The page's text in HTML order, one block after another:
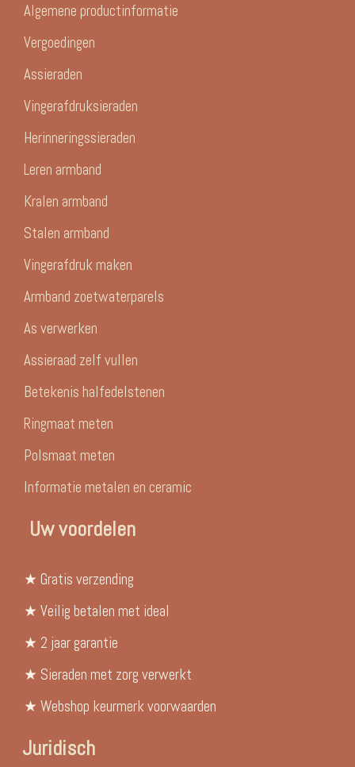
Algemene productinformatie
Vergoedingen
Assieraden
Vingerafdruksieraden
Herinneringssieraden
Leren armband
Kralen armband
Stalen armband
Vingerafdruk maken
Armband zoetwaterparels
As verwerken
Assieraad zelf vullen
Betekenis halfedelstenen
Ringmaat meten
Polsmaat meten
Informatie metalen en ceramic
Uw voordelen
★ Gratis verzending
★ Veilig betalen met ideal
★ 2 jaar garantie
★ Sieraden met zorg verwerkt
★ Webshop keurmerk voorwaarden
Juridisch